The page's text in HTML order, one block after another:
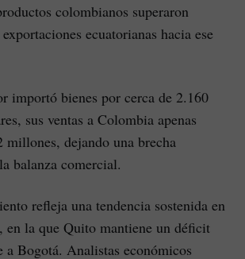
colombianos superaron
ecuatorianas hacia ese
importó bienes por cerca de 2.160
sus ventas a Colombia apenas
millones, dejando una brecha
balanza comercial.
refleja una tendencia sostenida en
en la que Quito mantiene un déficit
a Bogotá. Analistas económicos